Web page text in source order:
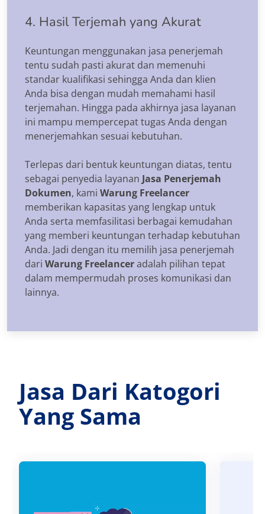
4. Hasil Terjemah yang Akurat
Keuntungan menggunakan jasa penerjemah
tentu sudah pasti akurat dan memenuhi
standar kualifikasi sehingga Anda dan klien
Anda bisa dengan mudah memahami hasil
terjemahan. Hingga pada akhirnya jasa layanan
ini mampu mempercepat tugas Anda dengan
menerjemahkan sesuai kebutuhan.
Terlepas dari bentuk keuntungan diatas, tentu
sebagai penyedia layanan Jasa Penerjemah
Dokumen, kami Warung Freelancer
memberikan kapasitas yang lengkap untuk
Anda serta memfasilitasi berbagai kemudahan
yang memberi keuntungan terhadap kebutuhan
Anda. Jadi dengan itu memilih jasa penerjemah
dari Warung Freelanceradalah pilihan tepat
dalam mempermudah proses komunikasi dan
lainnya.
Jasa Dari Katogori
Yang Sama